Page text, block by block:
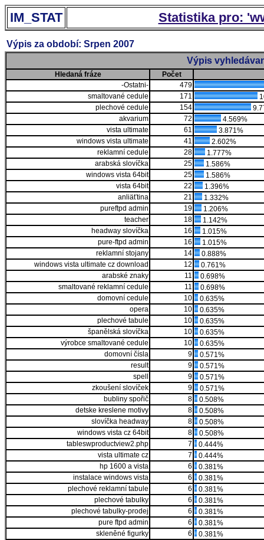
IM_STAT Statistika pro:
Výpis za období: Srpen 2007
Výpis
Hledaná fráze
Počet
-Ostatni-
479
smaltované cedule
171
plechové cedule
154
akvarium
72
4.569%
vista ultimate
61
3.871%
windows vista ultimate
41
2.602%
reklamní cedule
28
1.777%
arabská slovíčka
25
1.586%
windows vista 64bit
25
1.586%
vista 64bit
22
1.396%
anliäťtina
21
1.332%
pureftpd admin
19
1.206%
teacher
18
1.142%
headway slovíčka
16
1.015%
pure-ftpd admin
16
1.015%
reklamní stojany
14
0.888%
windows vista ultimate cz download
12
0.761%
arabské znaky
11
0.698%
smaltované reklamní cedule
11
0.698%
domovní cedule
10
0.635%
opera
10
0.635%
plechové tabule
10
0.635%
španělská slovíčka
10
0.635%
výrobce smaltované cedule
10
0.635%
domovní čísla
9
0.571%
result
9
0.571%
spell
9
0.571%
zkoušení slovíček
9
0.571%
bubliny spořič
8
0.508%
detske kreslene motivy
8
0.508%
slovíčka headway
8
0.508%
windows vista cz 64bit
8
0.508%
tableswproductview2.php
7
0.444%
vista ultimate cz
7
0.444%
hp 1600 a vista
6
0.381%
instalace windows vista
6
0.381%
plechové reklamní tabule
6
0.381%
plechové tabulky
6
0.381%
plechové tabulky-prodej
6
0.381%
pure ftpd admin
6
0.381%
skleněné figurky
6
0.381%